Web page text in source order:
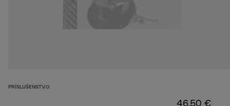
PRÍSLUŠENSTVO